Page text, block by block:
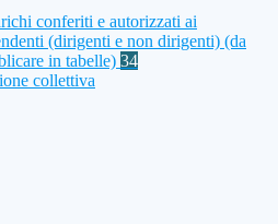
conferiti e autorizzati ai
(dirigenti e non dirigenti) (da
in tabelle) 34
collettiva